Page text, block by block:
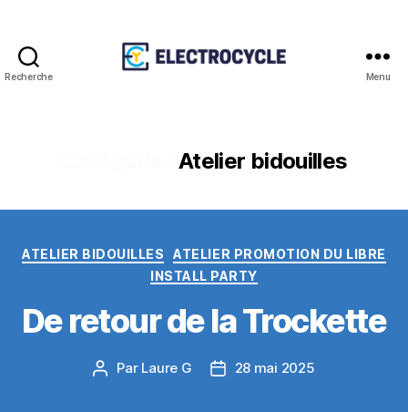
Recherche Menu
Atelier bidouilles
Catégories
ATELIER BIDOUILLES
ATELIER PROMOTION DU LIBRE
INSTALL PARTY
De retour de la Trockette
Auteur
Par Laure G
Date28 mai 2025